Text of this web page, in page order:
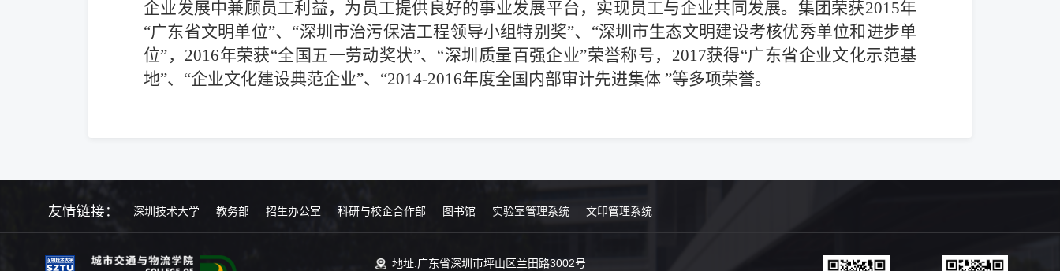
企业发展中兼顾员工利益，为员工提供良好的事业发展平台，实现员工与企业共同发展。集团荣获2015年
“广东省文明单位”、“深圳市治污保洁工程领导小组特别奖”、“深圳市生态文明建设考核优秀单位和进步单
位”，2016年荣获“全国五一劳动奖状”、“深圳质量百强企业”荣誉称号，2017获得“广东省企业文化示范基
地”、“企业文化建设典范企业”、“2014-2016年度全国内部审计先进集体 ”等多项荣誉。
友情链接： 深圳技术大学 教务部 招生办公室 科研与校企合作部 图书馆 实验室管理系统 文印管理系统
地址:广东省深圳市坪山区兰田路3002号